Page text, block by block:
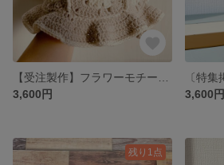
3,600円
3,600円
残り1点